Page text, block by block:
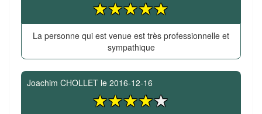
La personne qui est venue est très professionnelle et
sympathique
Joachim CHOLLET le 2016-12-16